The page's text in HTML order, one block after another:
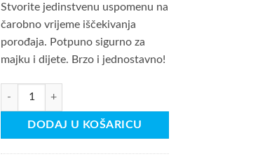
bila
je:
19,80KM.
je:
Stvorite jedinstvenu uspomenu na
čarobno vrijeme iščekivanja
porođaja. Potpuno sigurno za
majku i dijete. Brzo i jednostavno!
Baby Art Set za izradu skulpture stomaka količina
DODAJ U KOŠARICU